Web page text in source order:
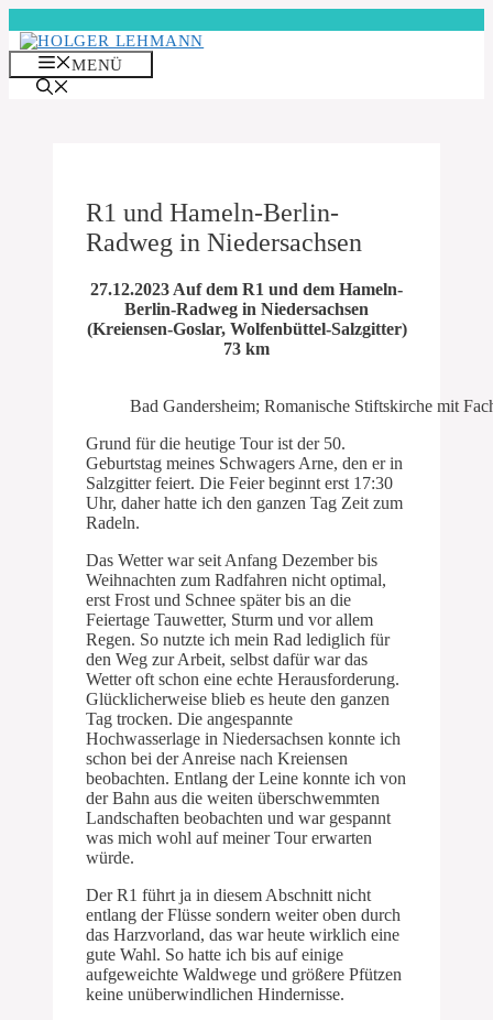
Inhalt
springen MENÜ
R1 und Hameln-Berlin-
Radweg in Niedersachsen
27.12.2023 Auf dem R1 und dem Hameln-
Berlin-Radweg in Niedersachsen
(Kreiensen-Goslar, Wolfenbüttel-Salzgitter)
73 km
Bad Gandersheim; Romanische Stiftskirche mit
Grund für die heutige Tour ist der 50.
Geburtstag meines Schwagers Arne, den er in
Salzgitter feiert. Die Feier beginnt erst 17:30
Uhr, daher hatte ich den ganzen Tag Zeit zum
Radeln.
Das Wetter war seit Anfang Dezember bis
Weihnachten zum Radfahren nicht optimal,
erst Frost und Schnee später bis an die
Feiertage Tauwetter, Sturm und vor allem
Regen. So nutzte ich mein Rad lediglich für
den Weg zur Arbeit, selbst dafür war das
Wetter oft schon eine echte Herausforderung.
Glücklicherweise blieb es heute den ganzen
Tag trocken. Die angespannte
Hochwasserlage in Niedersachsen konnte ich
schon bei der Anreise nach Kreiensen
beobachten. Entlang der Leine konnte ich von
der Bahn aus die weiten überschwemmten
Landschaften beobachten und war gespannt
was mich wohl auf meiner Tour erwarten
würde.
Der R1 führt ja in diesem Abschnitt nicht
entlang der Flüsse sondern weiter oben durch
das Harzvorland, das war heute wirklich eine
gute Wahl. So hatte ich bis auf einige
aufgeweichte Waldwege und größere Pfützen
keine unüberwindlichen Hindernisse.